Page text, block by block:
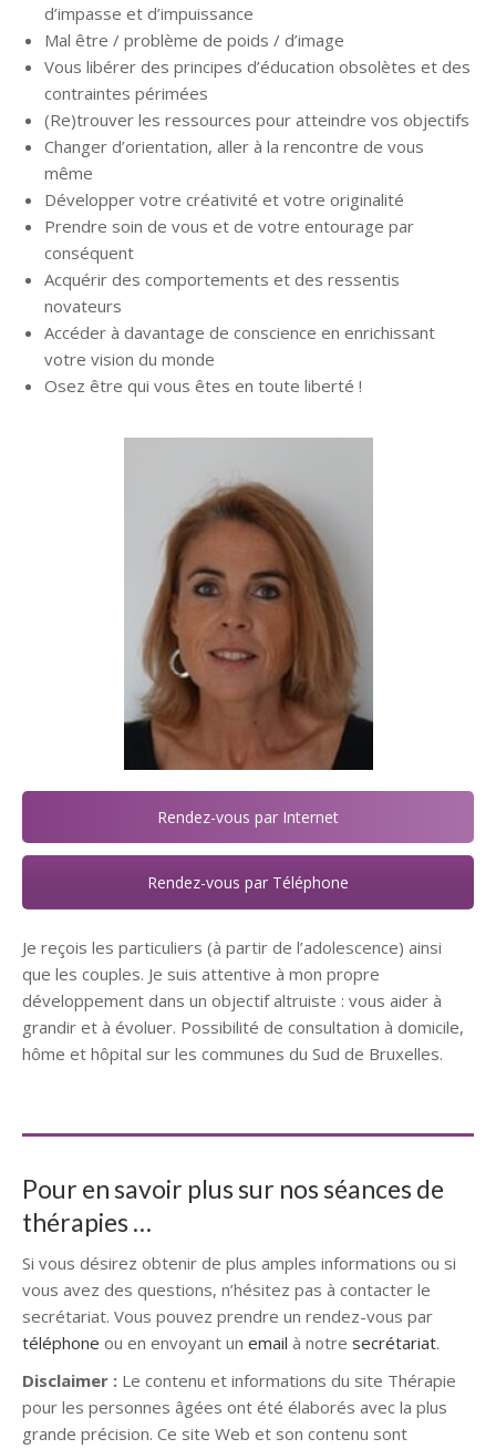
d’impasse et d’impuissance
Mal être / problème de poids / d’image
Vous libérer des principes d’éducation obsolètes et des
contraintes périmées
(Re)trouver les ressources pour atteindre vos objectifs
Changer d’orientation, aller à la rencontre de vous
même
Développer votre créativité et votre originalité
Prendre soin de vous et de votre entourage par
conséquent
Acquérir des comportements et des ressentis
novateurs
Accéder à davantage de conscience en enrichissant
votre vision du monde
Osez être qui vous êtes en toute liberté !
Rendez-vous par Internet
Rendez-vous par Téléphone
Je reçois les particuliers (à partir de l’adolescence) ainsi
que les couples. Je suis attentive à mon propre
développement dans un objectif altruiste : vous aider à
grandir et à évoluer. Possibilité de consultation à domicile,
hôme et hôpital sur les communes du Sud de Bruxelles.
Pour en savoir plus sur nos séances de
thérapies …
Si vous désirez obtenir de plus amples informations ou si
vous avez des questions, n’hésitez pas à contacter le
secrétariat. Vous pouvez prendre un rendez-vous par
téléphone ou en envoyant un email à notre secrétariat.
Disclaimer : Le contenu et informations du site Thérapie
pour les personnes âgées ont été élaborés avec la plus
grande précision. Ce site Web et son contenu sont